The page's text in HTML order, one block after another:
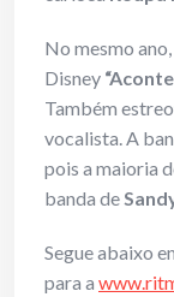
No mesmo
Disney
Também
vocalista. A
pois a maioria
banda de
Segue abaixo
para a